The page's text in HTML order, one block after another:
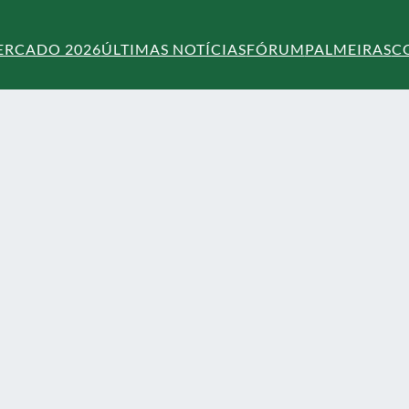
2026ÚLTIMAS NOTÍCIASFÓRUMPALMEIRAS